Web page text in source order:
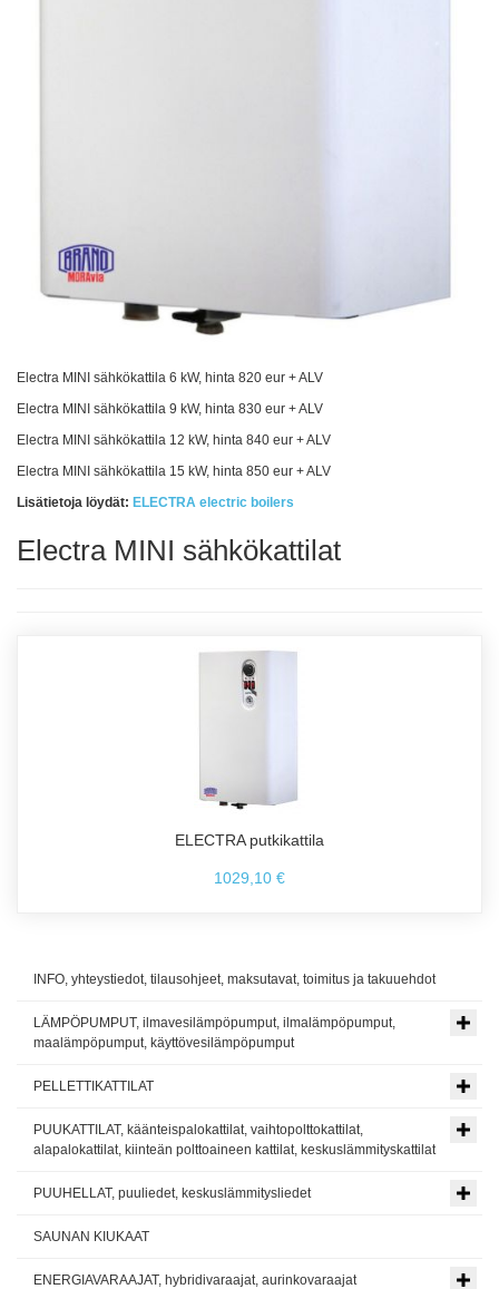
Electra MINI sähkökattila 6 kW, hinta 820 eur + ALV
Electra MINI sähkökattila 9 kW, hinta 830 eur + ALV
Electra MINI sähkökattila 12 kW, hinta 840 eur + ALV
Electra MINI sähkökattila 15 kW, hinta 850 eur + ALV
Lisätietoja löydät: ELECTRA electric boilers
Electra MINI sähkökattilat
ELECTRA putkikattila
1029,10 €
INFO, yhteystiedot, tilausohjeet, maksutavat, toimitus ja takuuehdot
LÄMPÖPUMPUT, ilmavesilämpöpumput, ilmalämpöpumput,
maalämpöpumput, käyttövesilämpöpumput
PELLETTIKATTILAT
PUUKATTILAT, käänteispalokattilat, vaihtopolttokattilat,
alapalokattilat, kiinteän polttoaineen kattilat, keskuslämmityskattilat
PUUHELLAT, puuliedet, keskuslämmitysliedet
SAUNAN KIUKAAT
ENERGIAVARAAJAT, hybridivaraajat, aurinkovaraajat